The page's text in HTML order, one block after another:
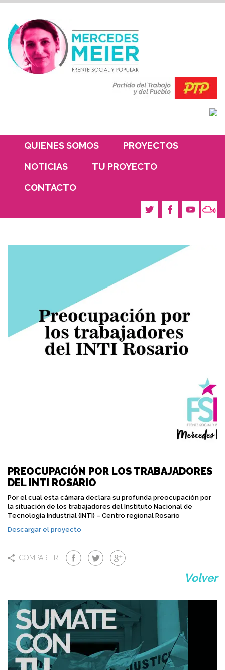
QUIENES SOMOS
PROYECTOS
NOTICIAS
TU PROYECTO
CONTACTO
PREOCUPACIÓN POR LOS TRABAJADORES
DEL INTI ROSARIO
Por el cual esta cámara declara su profunda preocupación por
la situación de los trabajadores del Instituto Nacional de
Tecnología Industrial (INTI) – Centro regional Rosario
Descargar el proyecto
COMPARTIR
Volver